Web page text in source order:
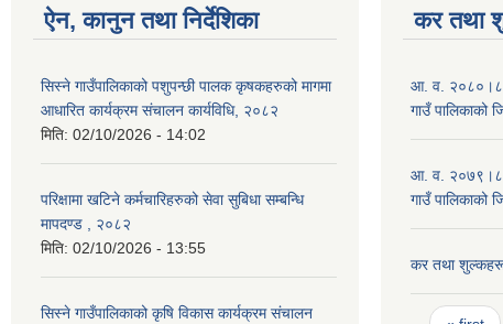
ऐन, कानुन तथा निर्देशिका
सिस्ने गाउँपालिकाको पशुपन्छी पालक कृषकहरुको मागमा
आधारित कार्यक्रम संचालन कार्यविधि, २०८२
मिति: 02/10/2026 - 14:02
परिक्षामा खटिने कर्मचारिहरुको सेवा सुबिधा सम्बन्धि
मापदण्ड , २०८२
मिति: 02/10/2026 - 13:55
सिस्ने गाउँपालिकाको कृषि विकास कार्यक्रम संचालन
कर तथा
आ. व. २०८०।८१
गाउँ पालिकाको
आ. व. २०७९।८०
गाउँ पालिकाको
कर तथा